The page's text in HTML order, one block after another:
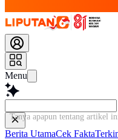
Menu
Tanya apapun tentang artikel
Berita UtamaCek Fakta